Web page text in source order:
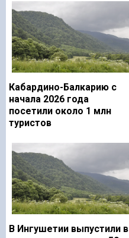
Кабардино-Балкарию с
начала 2026 года
посетили около 1 млн
туристов
В Ингушетии выпустили в